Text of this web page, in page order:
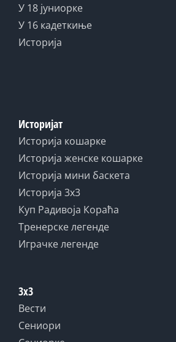
У 18 јуниорке
У 16 кадеткиње
Историја
Историјат
Историја кошарке
Историја женске кошарке
Историја мини баскета
Историја 3x3
Куп Радивоја Кораћа
Тренерске легенде
Играчке легенде
3x3
Вести
Сениори